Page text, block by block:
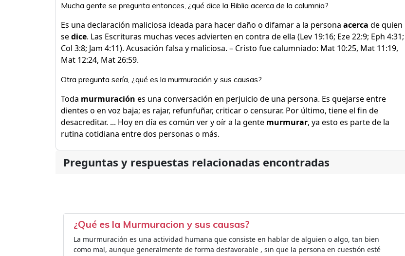
Mucha gente se pregunta entonces, ¿qué dice la Biblia acerca de la calumnia?
Es una declaración maliciosa ideada para hacer daño o difamar a la persona acerca de quien
sedice. Las Escrituras muchas veces advierten en contra de ella (Lev 19:16; Eze 22:9; Eph 4:31;
Col 3:8; Jam 4:11). Acusación falsa y maliciosa. – Cristo fue calumniado: Mat 10:25, Mat 11:19,
Mat 12:24, Mat 26:59.
Otra pregunta sería, ¿qué es la murmuración y sus causas?
Toda murmuración es una conversación en perjuicio de una persona. Es quejarse entre
dientes o en voz baja; es rajar, refunfuñar, criticar o censurar. Por último, tiene el fin de
desacreditar. ... Hoy en día es común ver y oír a la gente murmurar, ya esto es parte de la
rutina cotidiana entre dos personas o más.
Preguntas y respuestas relacionadas encontradas
¿Qué es la Murmuracion y sus causas?
La murmuración es una actividad humana que consiste en hablar de alguien o algo, tan bien
como mal, aunque generalmente de forma desfavorable , sin que la persona en cuestión esté